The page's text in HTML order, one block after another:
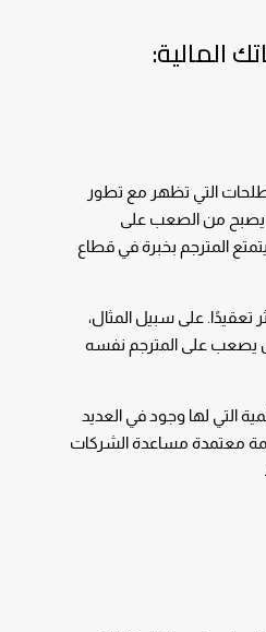
المالية:
التي تظهر مع تطور
يصبح من الصعب على
المترجم بخبرة في قطاع
تعقيدًا. على سبيل المثال،
يصعب على المترجم نفسه
التي لها وجود في العديد
معتمدة مساعدة الشركات